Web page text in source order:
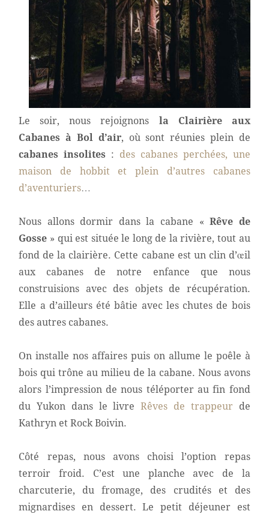
Le soir, nous rejoignons la Clairière aux
Cabanes à Bol d’air, où sont réunies plein de
cabanes insolites : des cabanes perchées, une
maison de hobbit et plein d’autres cabanes
d’aventuriers…
Nous allons dormir dans la cabane «Rêve de
Gosse » qui est située le long de la rivière, tout au
fond de la clairière. Cette cabane est un clin d’œil
aux cabanes de notre enfance que nous
construisions avec des objets de récupération.
Elle a d’ailleurs été bâtie avec les chutes de bois
des autres cabanes.
On installe nos affaires puis on allume le poêle à
bois qui trône au milieu de la cabane. Nous avons
alors l’impression de nous téléporter au fin fond
du Yukon dans le livreRêves de trappeur de
Kathryn et Rock Boivin.
Côté repas, nous avons choisi l’option repas
terroir froid. C’est une planche avec de la
charcuterie, du fromage, des crudités et des
mignardises en dessert. Le petit déjeuner est